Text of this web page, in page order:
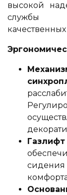
высокой
службы